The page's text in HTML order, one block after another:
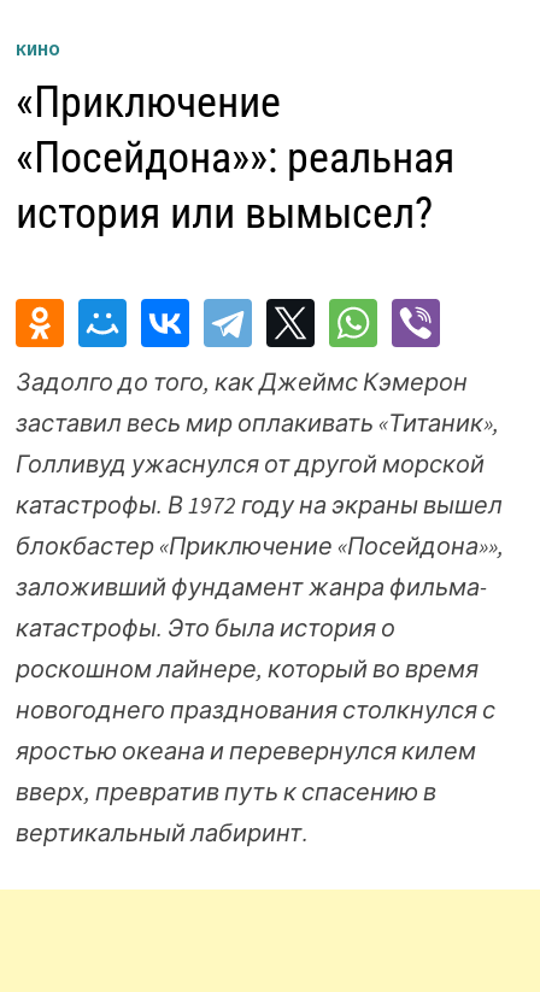
КИНО
«Приключение
«Посейдона»»: реальная
история или вымысел?
Задолго до того, как Джеймс Кэмерон
заставил весь мир оплакивать «Титаник»,
Голливуд ужаснулся от другой морской
катастрофы. В 1972 году на экраны вышел
блокбастер «Приключение «Посейдона»»,
заложивший фундамент жанра фильма-
катастрофы. Это была история о
роскошном лайнере, который во время
новогоднего празднования столкнулся с
яростью океана и перевернулся килем
вверх, превратив путь к спасению в
вертикальный лабиринт.